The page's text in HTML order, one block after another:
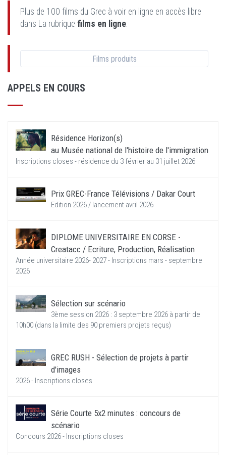
Plus de 100 films du Grec à voir en ligne en accès libre
dans La rubrique films en ligne.
Films produits
APPELS EN COURS
Résidence Horizon(s)
au Musée national de l'histoire de l'immigration
Inscriptions closes - résidence du 3 février au 31 juillet 2026
Prix GREC-France Télévisions / Dakar Court
Edition 2026 / lancement avril 2026
DIPLOME UNIVERSITAIRE EN CORSE -
Creatacc / Ecriture, Production, Réalisation
Année universitaire 2026- 2027 - Inscriptions mars - septembre
2026
Sélection sur scénario
3ème session 2026 : 3 septembre 2026 à partir de
10h00 (dans la limite des 90 premiers projets reçus)
GREC RUSH - Sélection de projets à partir
d'images
2026 - Inscriptions closes
Série Courte 5x2 minutes : concours de
scénario
Concours 2026 - Inscriptions closes